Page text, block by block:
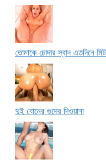
তোমাকে চোদার স্বাদ এতদিনে
দুই বোনের গুদের দিওয়ানা